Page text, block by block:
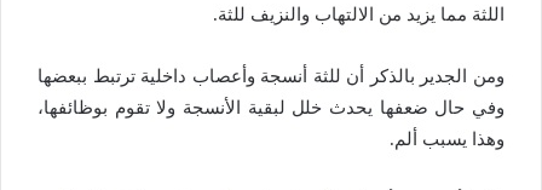
اللثة مما يزيد من الالتهاب والنزيف للثة.
ومن الجدير بالذكر أن للثة أنسجة وأعصاب داخلية ترتبط ببعضها
وفي حال ضعفها يحدث خلل لبقية الأنسجة ولا تقوم بوظائفها،
وهذا يسبب ألم.